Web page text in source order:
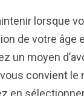
lorsque
de votre âge
un moyen
convient le
en